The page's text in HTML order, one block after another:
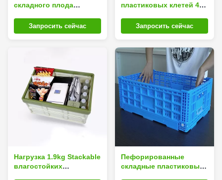
складного плода
портативные для
домашних покупок
Запросить сейчас
пластиковых клетей 40L
оборачиваемости и
хранения
Запросить сейчас
Нагрузка 1.9kg Stackable
влагостойких
Пефорированные
складные пластиковые